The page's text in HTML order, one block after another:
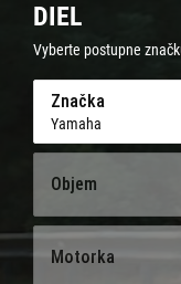
DIEL
Vyberte postupne
Značka
Yamaha
Objem
Motorka